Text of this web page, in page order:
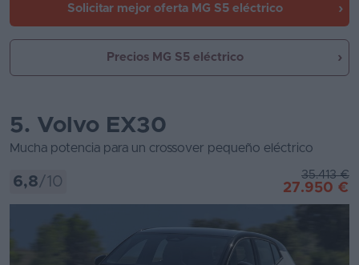
Solicitar mejor oferta MG S5 eléctrico
Precios MG S5 eléctrico
5. Volvo EX30
Mucha potencia para un crossover pequeño eléctrico
6,8/10 35.413 €
27.950 €